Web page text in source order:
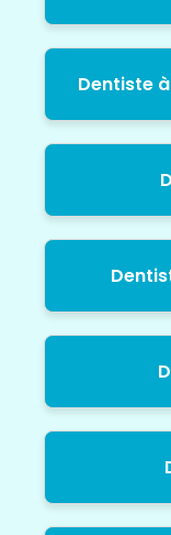
Dentiste